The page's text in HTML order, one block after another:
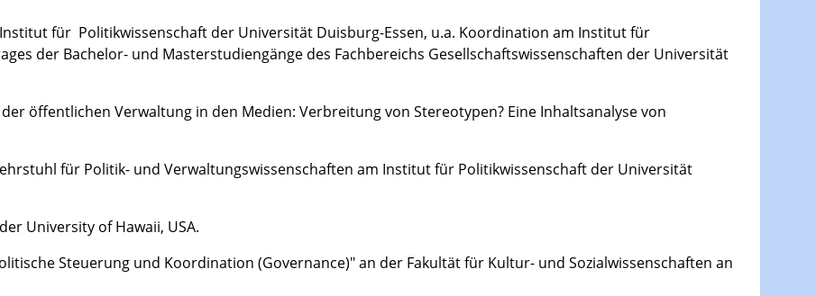
für Politikwissenschaft der Universität Duisburg-Essen, u.a. Koordination am Institut für
der Bachelor- und Masterstudiengänge des Fachbereichs Gesellschaftswissenschaften der Universität
öffentlichen Verwaltung in den Medien: Verbreitung von Stereotypen? Eine Inhaltsanalyse von
für Politik- und Verwaltungswissenschaften am Institut für Politikwissenschaft der Universität
University of Hawaii, USA.
Steuerung und Koordination (Governance)" an der Fakultät für Kultur- und Sozialwissenschaften an